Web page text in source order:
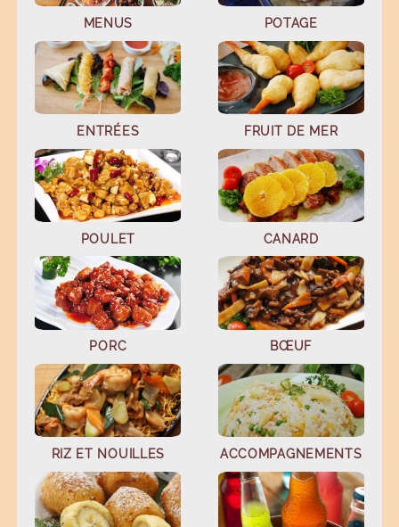
MENUS POTAGE
ENTRÉES FRUIT DE MER
POULET CANARD
PORC BŒUF
RIZ ET NOUILLES ACCOMPAGNEMENTS